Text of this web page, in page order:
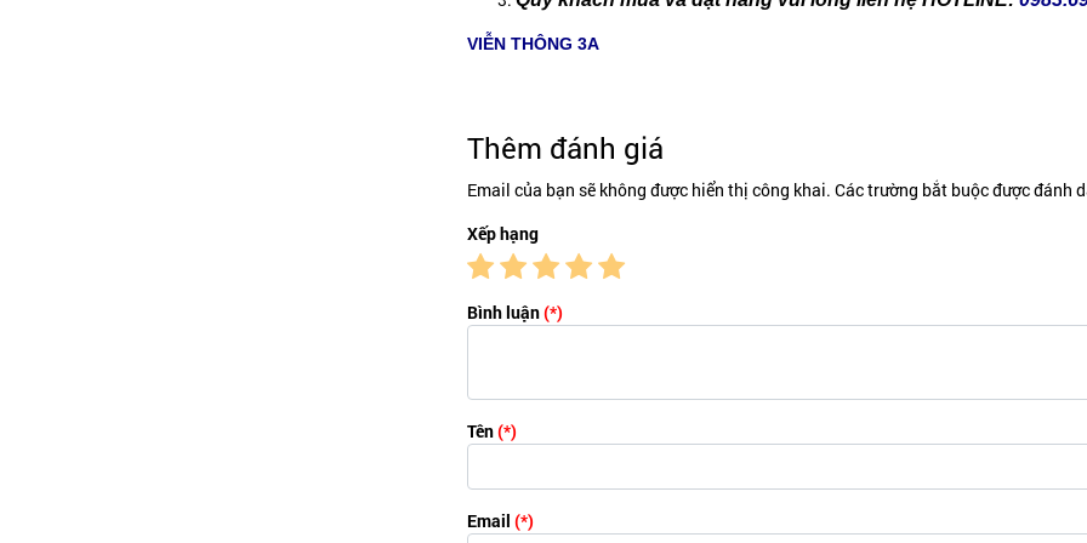
VIỄN THÔNG 3A
Thêm đánh giá
Email của bạn sẽ không được hiển thị công khai. Các trường bắt buộc được đánh
Xếp hạng
Bình luận(*)
Tên(*)
Email (*)